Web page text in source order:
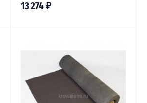
13 274₽